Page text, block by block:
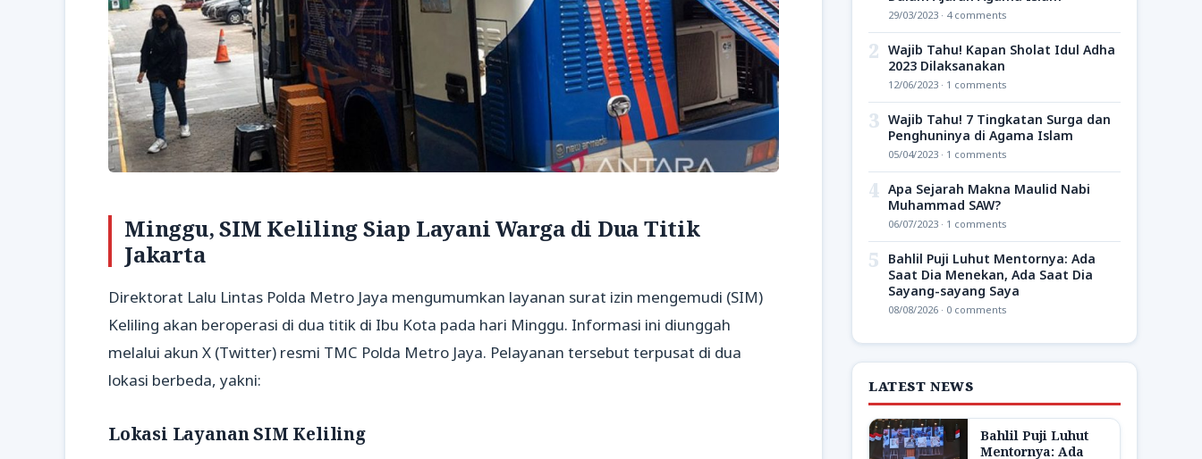
Minggu, SIM Keliling Siap Layani Warga di Dua Titik
Jakarta
Direktorat Lalu Lintas Polda Metro Jaya mengumumkan layanan surat izin mengemudi (SIM)
Keliling akan beroperasi di dua titik di Ibu Kota pada hari Minggu. Informasi ini diunggah
melalui akun X (Twitter) resmi TMC Polda Metro Jaya. Pelayanan tersebut terpusat di dua
lokasi berbeda, yakni:
Lokasi Layanan SIM Keliling
29/03/2023 · 4 comments
2 Wajib Tahu! Kapan Sholat Idul Adha
2023 Dilaksanakan
12/06/2023 · 1 comments
3 Wajib Tahu! 7 Tingkatan Surga dan
Penghuninya di Agama Islam
05/04/2023 · 1 comments
4 Apa Sejarah Makna Maulid Nabi
Muhammad SAW?
06/07/2023 · 1 comments
5
Bahlil Puji Luhut Mentornya: Ada
Saat Dia Menekan, Ada Saat Dia
Sayang-sayang Saya
08/08/2026 · 0 comments
LATEST NEWS
Bahlil Puji Luhut
Mentornya: Ada